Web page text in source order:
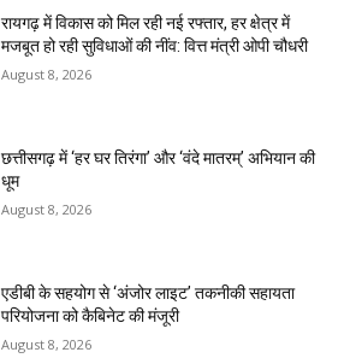
रायगढ़ में विकास को मिल रही नई रफ्तार, हर क्षेत्र में
मजबूत हो रही सुविधाओं की नींव: वित्त मंत्री ओपी चौधरी
August 8, 2026
छत्तीसगढ़ में ‘हर घर तिरंगा’ और ‘वंदे मातरम्’ अभियान की
धूम
August 8, 2026
एडीबी के सहयोग से ‘अंजोर लाइट’ तकनीकी सहायता
परियोजना को कैबिनेट की मंजूरी
August 8, 2026